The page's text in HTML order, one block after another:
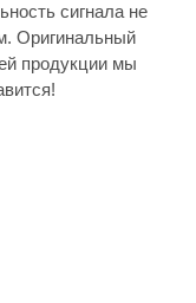
сигнала не
Оригинальный
продукции мы